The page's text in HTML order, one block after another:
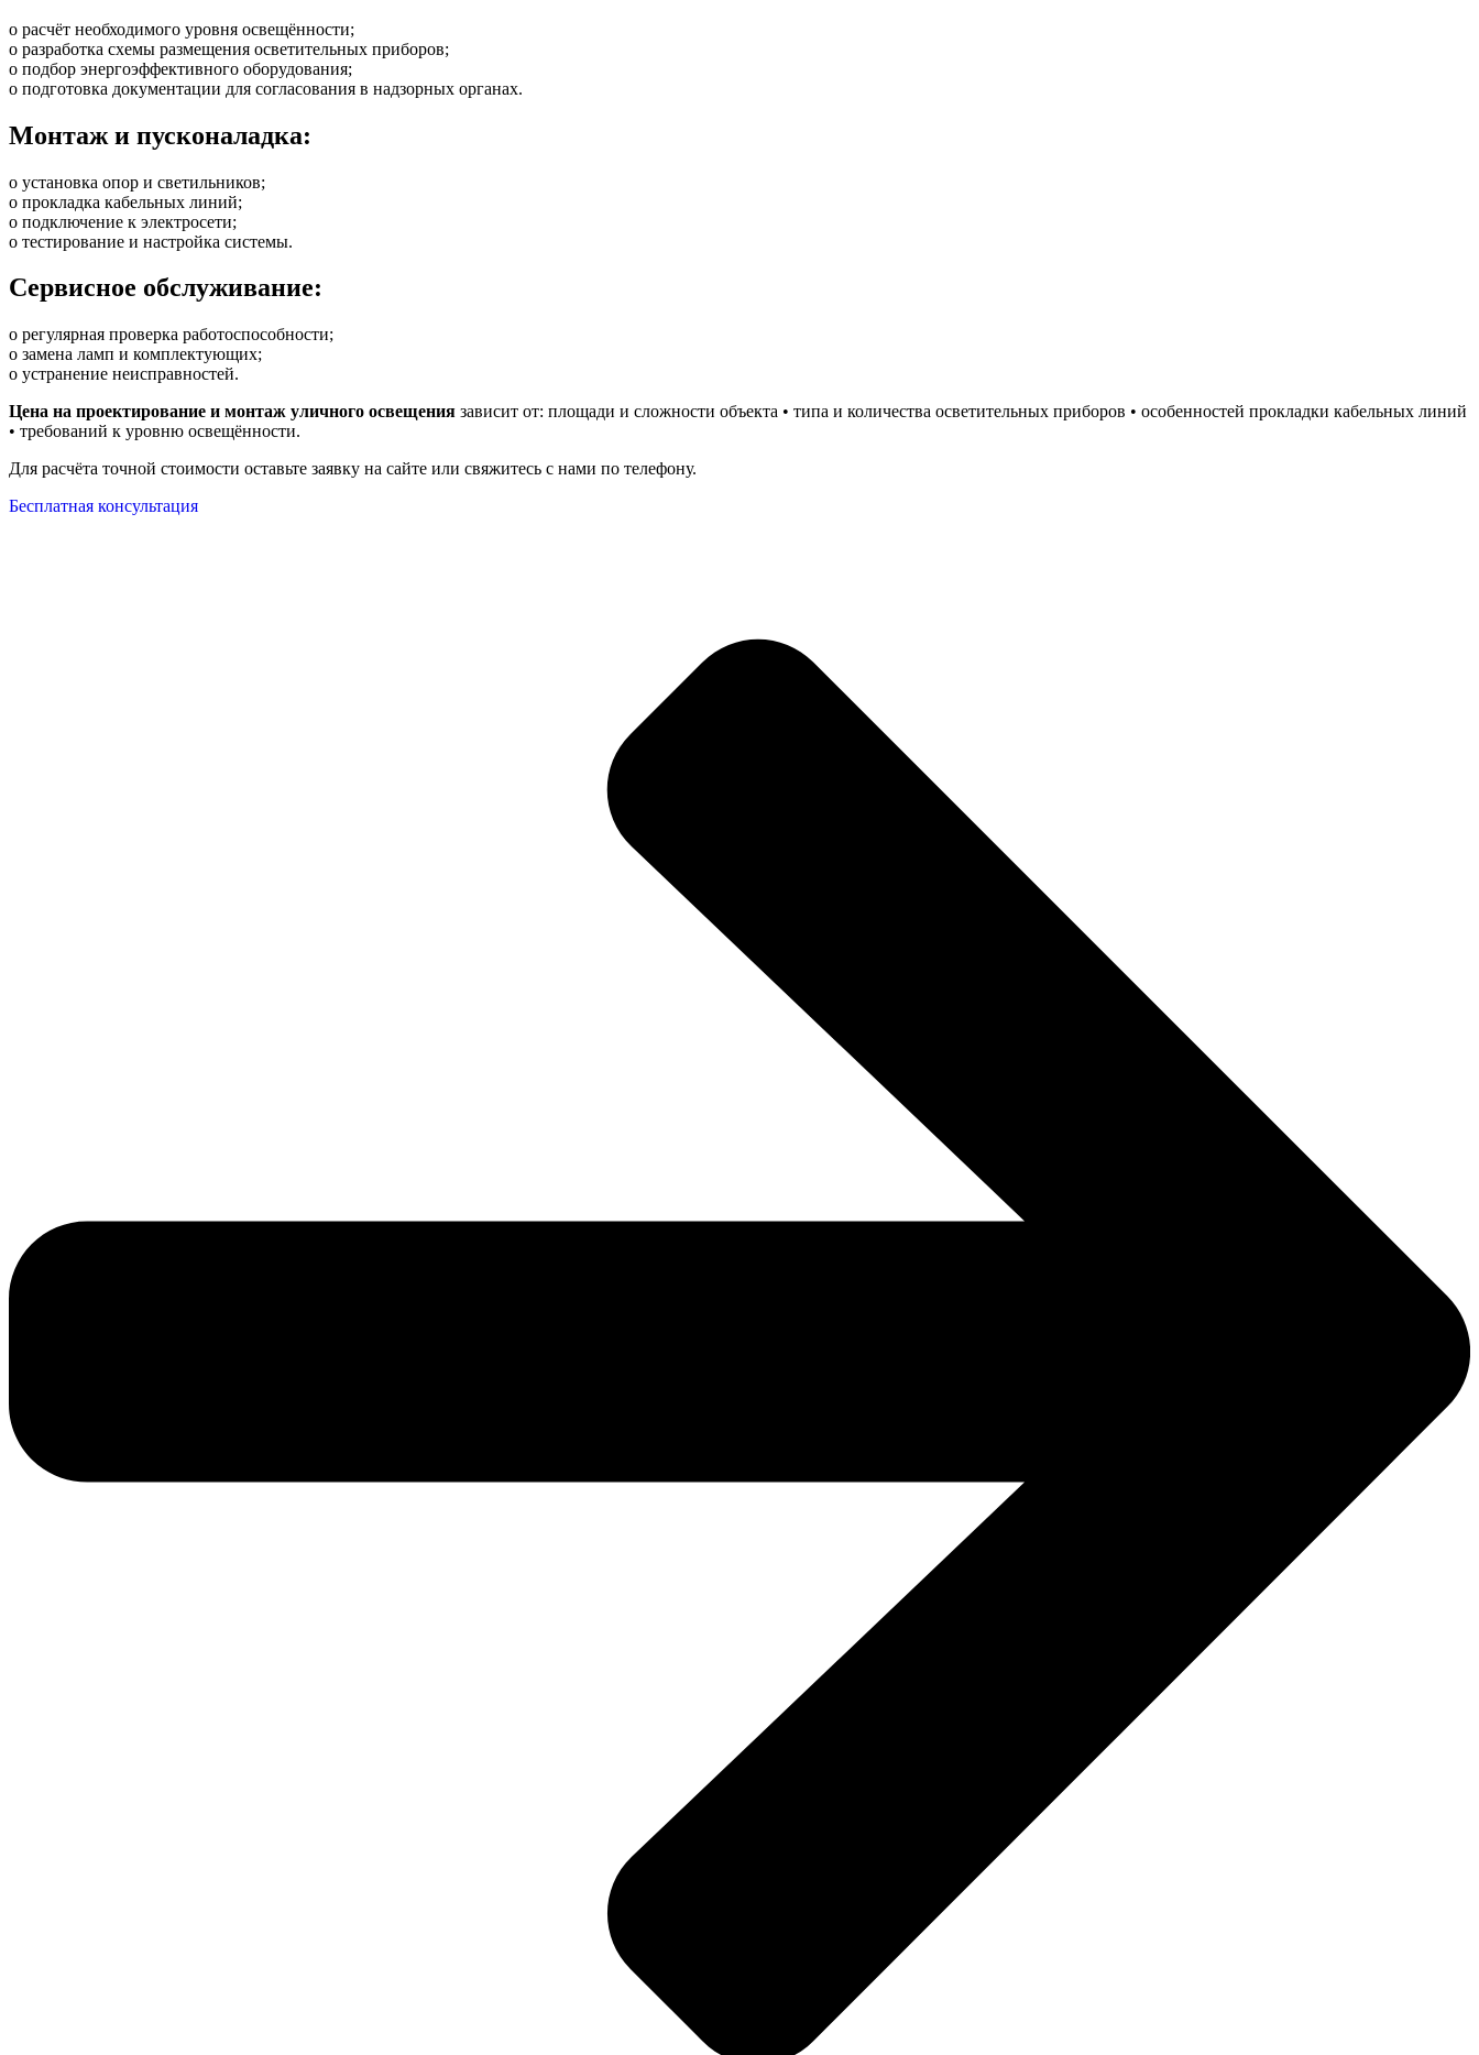
o расчёт необходимого уровня освещённости;
o разработка схемы размещения осветительных приборов;
o подбор энергоэффективного оборудования;
o подготовка документации для согласования в надзорных органах.
Монтаж и пусконаладка:
o установка опор и светильников;
o прокладка кабельных линий;
o подключение к электросети;
o тестирование и настройка системы.
Сервисное обслуживание:
o регулярная проверка работоспособности;
o замена ламп и комплектующих;
o устранение неисправностей.
Цена на проектирование и монтаж уличного освещения зависит от: площади и сложности объекта • типа и количества осветительных приборов • особенностей прокладки кабельных линий
• требований к уровню освещённости.
Для расчёта точной стоимости оставьте заявку на сайте или свяжитесь с нами по телефону.
Бесплатная консультация